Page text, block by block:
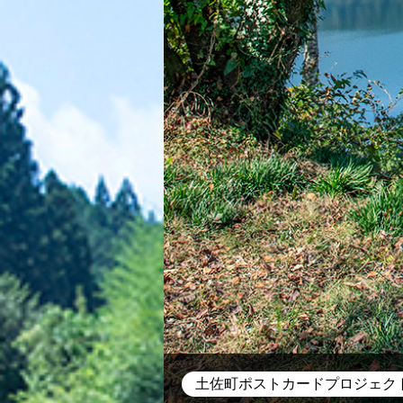
土佐町ポストカードプロジェク